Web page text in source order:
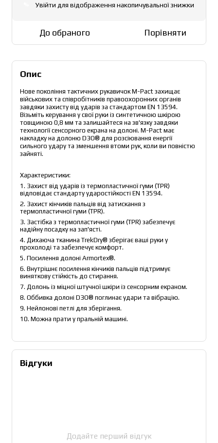
Увійти для відображення накопичувальної знижки
До обраного Порівняти
Опис
Нове покоління тактичних рукавичок M-Pact захищає
військових та співробітників правоохоронних органів
завдяки захисту від ударів за стандартом EN 13594.
Візьміть керування у свої руки із синтетичною шкірою
товщиною 0,8 мм та залишайтеся на зв'язку завдяки
технології сенсорного екрана на долоні. M-Pact має
накладку на долоню D3O® для розсіювання енергії
сильного удару та зменшення втоми рук, коли ви повністю
зайняті.
Характеристики:
1. Захист від ударів із термопластичної гуми (TPR)
відповідає стандарту ударостійкості EN 13594.
2. Захист кінчиків пальців від затискання з
термопластичної гуми (TPR).
3. Застібка з термопластичної гуми (TPR) забезпечує
надійну посадку на зап'ясті.
4. Дихаюча тканина TrekDry® зберігає ваші руки у
прохолоді та забезпечує комфорт.
5. Посилення долоні Armortex®.
6. Внутрішнє посилення кінчиків пальців підтримує
виняткову стійкість до стирання.
7. Долонь із міцної штучної шкіри із сенсорним екраном.
8. Оббивка долоні D3O® поглинає удари та вібрацію.
9. Нейлонові петлі для зберігання.
10. Можна прати у пральній машині.
Відгуки
Додайте перший відгук